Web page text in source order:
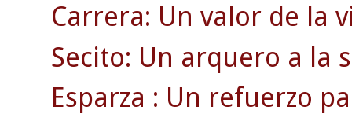
Carrera: Un valor de la
Secito: Un arquero a la
Esparza : Un refuerzo